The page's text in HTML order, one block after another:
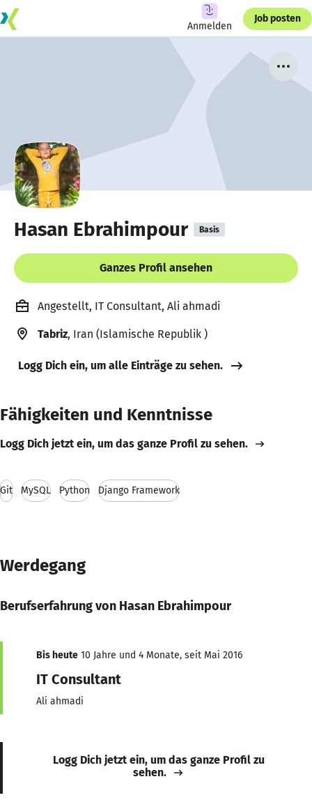
Anmelden
Job posten
Hasan Ebrahimpour Basis
Ganzes Profil ansehen
Angestellt, IT Consultant, Ali ahmadi
Tabriz, Iran (Islamische Republik )
Logg Dich ein, um alle Einträge zu sehen.
Fähigkeiten und Kenntnisse
Logg Dich jetzt ein, um das ganze Profil zu sehen.
Git MySQL Python Django Framework
Werdegang
Berufserfahrung von Hasan Ebrahimpour
Bis heute 10 Jahre und 4 Monate, seit Mai 2016
IT Consultant
Ali ahmadi
Logg Dich jetzt ein, um das ganze Profil zu
sehen.